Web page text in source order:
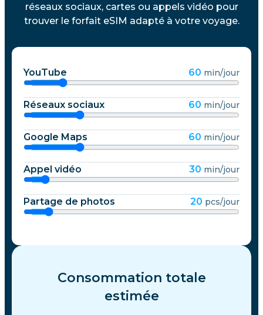
réseaux sociaux, cartes ou appels vidéo pour
trouver le forfait eSIM adapté à votre voyage.
YouTube 60 min/jour
Réseaux sociaux 60 min/jour
Google Maps 60 min/jour
Appel vidéo 30 min/jour
Partage de photos 20 pcs/jour
Consommation totale
estimée